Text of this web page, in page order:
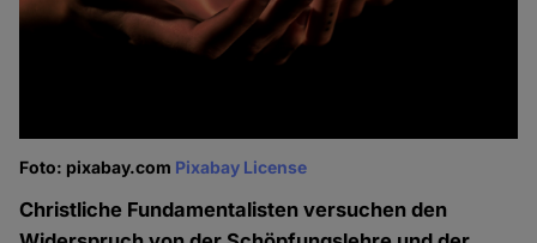
Foto: pixabay.com Pixabay License
Christliche Fundamentalisten versuchen den